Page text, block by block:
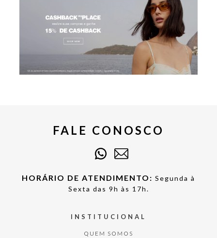
FALE CONOSCO
HORÁRIO DE ATENDIMENTO: Segunda à
Sexta das 9h às 17h.
INSTITUCIONAL
QUEM SOMOS